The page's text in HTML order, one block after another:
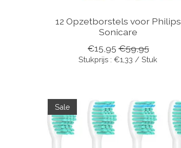
12 Opzetborstels voor Philips
Sonicare
€15,95 €59,95
Stukprijs : €1,33 / Stuk
Sale